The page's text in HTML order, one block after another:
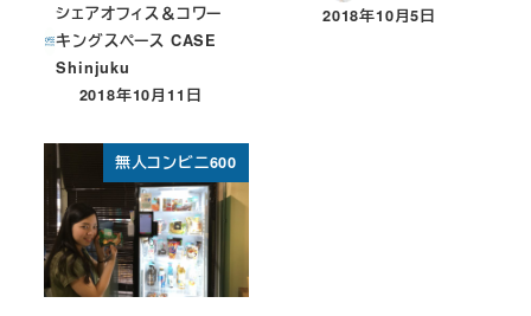
シェアオフィス＆コワー
キングスペース CASE
Shinjuku
投稿日
2018年10月11日
投稿日
2018年10月5日
無人コンビニ600